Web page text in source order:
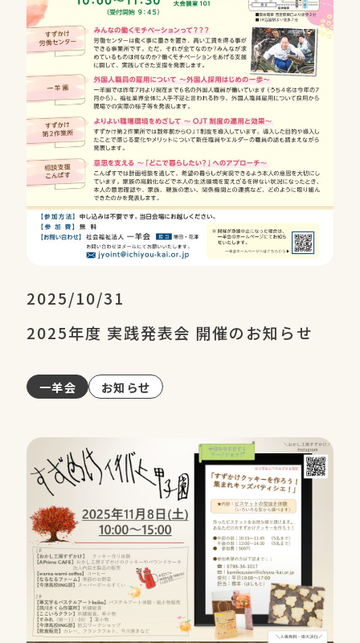
2025/10/31
2025年度 実践発表会 開催のお知らせ
一羊会 お知らせ